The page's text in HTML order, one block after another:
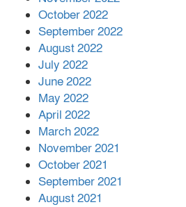
October 2022
September 2022
August 2022
July 2022
June 2022
May 2022
April 2022
March 2022
November 2021
October 2021
September 2021
August 2021